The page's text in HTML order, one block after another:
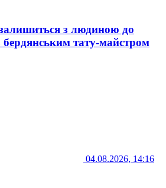
з людиною до
бердянським тату-майстром
04.08.2026, 14:16